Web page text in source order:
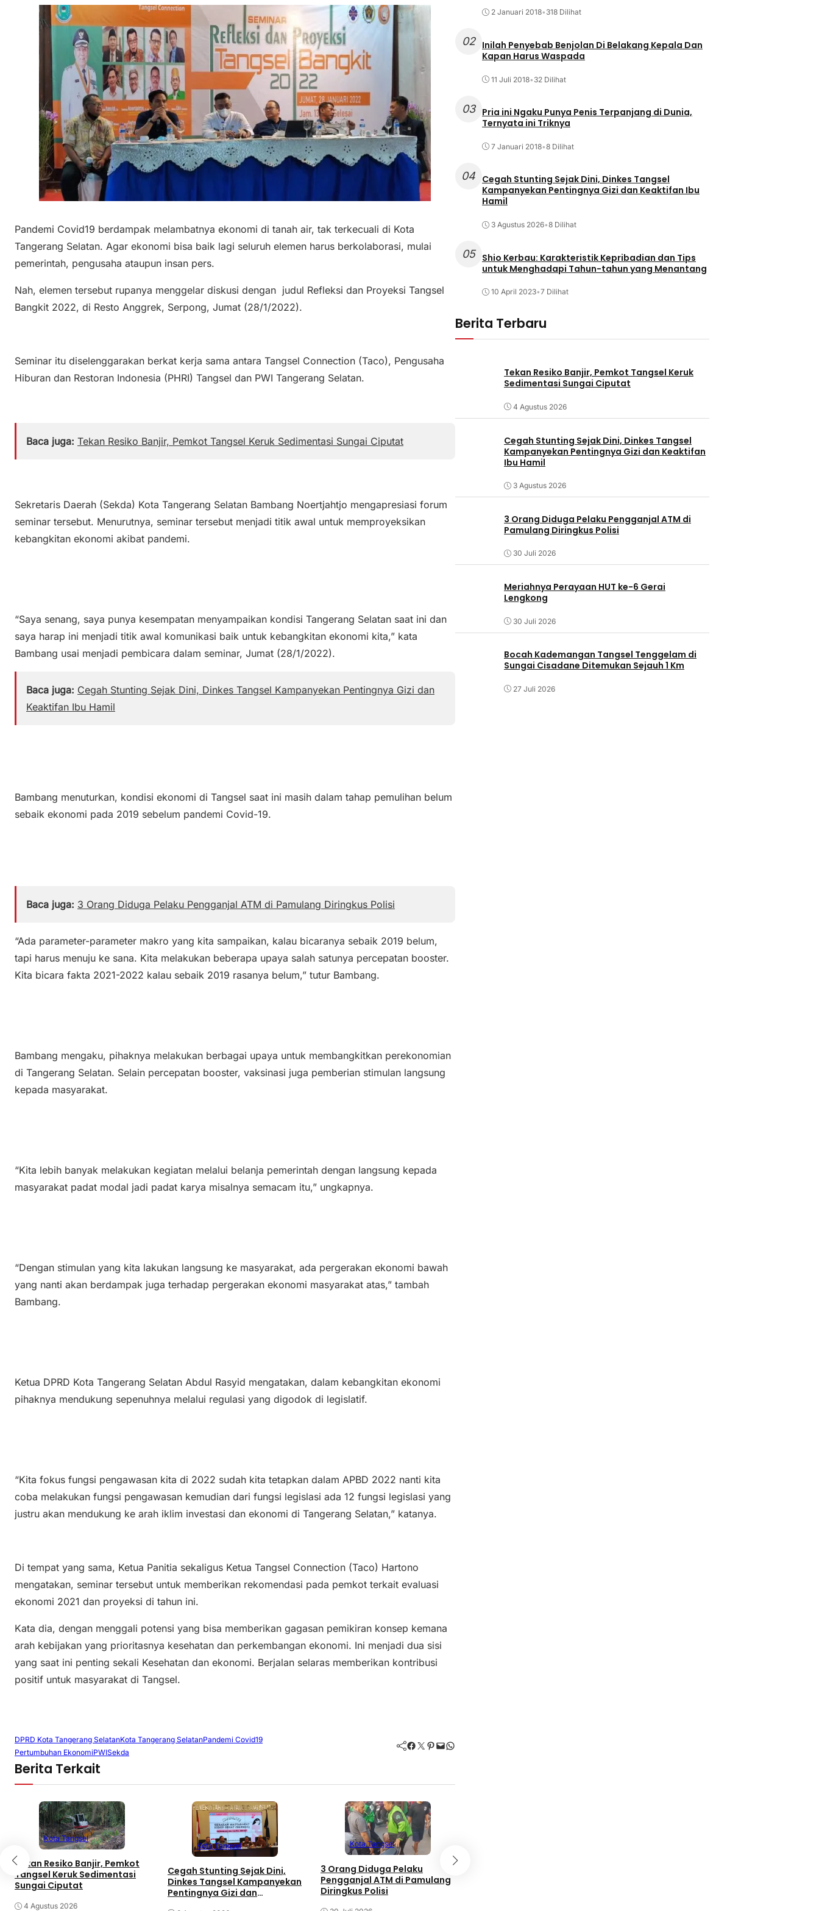
Pandemi Covid19 berdampak melambatnya ekonomi di tanah air, tak terkecuali di Kota
Tangerang Selatan. Agar ekonomi bisa baik lagi seluruh elemen harus berkolaborasi, mulai
pemerintah, pengusaha ataupun insan pers.
Nah, elemen tersebut rupanya menggelar diskusi dengan judul Refleksi dan Proyeksi Tangsel
Bangkit 2022, di Resto Anggrek, Serpong, Jumat (28/1/2022).
Seminar itu diselenggarakan berkat kerja sama antara Tangsel Connection (Taco), Pengusaha
Hiburan dan Restoran Indonesia (PHRI) Tangsel dan PWI Tangerang Selatan.
Baca juga: Tekan Resiko Banjir, Pemkot Tangsel Keruk Sedimentasi Sungai Ciputat
Sekretaris Daerah (Sekda) Kota Tangerang Selatan Bambang Noertjahtjo mengapresiasi forum
seminar tersebut. Menurutnya, seminar tersebut menjadi titik awal untuk memproyeksikan
kebangkitan ekonomi akibat pandemi.
“Saya senang, saya punya kesempatan menyampaikan kondisi Tangerang Selatan saat ini dan
saya harap ini menjadi titik awal komunikasi baik untuk kebangkitan ekonomi kita,” kata
Bambang usai menjadi pembicara dalam seminar, Jumat (28/1/2022).
Baca juga: Cegah Stunting Sejak Dini, Dinkes Tangsel Kampanyekan Pentingnya Gizi dan
Keaktifan Ibu Hamil
Bambang menuturkan, kondisi ekonomi di Tangsel saat ini masih dalam tahap pemulihan belum
sebaik ekonomi pada 2019 sebelum pandemi Covid-19.
Baca juga: 3 Orang Diduga Pelaku Pengganjal ATM di Pamulang Diringkus Polisi
“Ada parameter-parameter makro yang kita sampaikan, kalau bicaranya sebaik 2019 belum,
tapi harus menuju ke sana. Kita melakukan beberapa upaya salah satunya percepatan booster.
Kita bicara fakta 2021-2022 kalau sebaik 2019 rasanya belum,” tutur Bambang.
Bambang mengaku, pihaknya melakukan berbagai upaya untuk membangkitkan perekonomian
di Tangerang Selatan. Selain percepatan booster, vaksinasi juga pemberian stimulan langsung
kepada masyarakat.
“Kita lebih banyak melakukan kegiatan melalui belanja pemerintah dengan langsung kepada
masyarakat padat modal jadi padat karya misalnya semacam itu,” ungkapnya.
“Dengan stimulan yang kita lakukan langsung ke masyarakat, ada pergerakan ekonomi bawah
yang nanti akan berdampak juga terhadap pergerakan ekonomi masyarakat atas,” tambah
Bambang.
Ketua DPRD Kota Tangerang Selatan Abdul Rasyid mengatakan, dalam kebangkitan ekonomi
pihaknya mendukung sepenuhnya melalui regulasi yang digodok di legislatif.
“Kita fokus fungsi pengawasan kita di 2022 sudah kita tetapkan dalam APBD 2022 nanti kita
coba melakukan fungsi pengawasan kemudian dari fungsi legislasi ada 12 fungsi legislasi yang
justru akan mendukung ke arah iklim investasi dan ekonomi di Tangerang Selatan,” katanya.
Di tempat yang sama, Ketua Panitia sekaligus Ketua Tangsel Connection (Taco) Hartono
mengatakan, seminar tersebut untuk memberikan rekomendasi pada pemkot terkait evaluasi
ekonomi 2021 dan proyeksi di tahun ini.
Kata dia, dengan menggali potensi yang bisa memberikan gagasan pemikiran konsep kemana
arah kebijakan yang prioritasnya kesehatan dan perkembangan ekonomi. Ini menjadi dua sisi
yang saat ini penting sekali Kesehatan dan ekonomi. Berjalan selaras memberikan kontribusi
positif untuk masyarakat di Tangsel.
DPRD Kota Tangerang SelatanKota Tangerang SelatanPandemi Covid19
Pertumbuhan EkonomiPWISekda
Facebook Twitter Pinterest Mail WhatsApp
Berita Terkait
Kota Tangsel
Tekan Resiko Banjir, Pemkot
Tangsel Keruk Sedimentasi
Sungai Ciputat
4 Agustus 2026
Kota Tangsel
Cegah Stunting Sejak Dini,
Dinkes Tangsel Kampanyekan
Pentingnya Gizi dan
Kota Tangsel
3 Orang Diduga Pelaku
Pengganjal ATM di Pamulang
Diringkus Polisi
2 Januari 2018• 318 Dilihat
02
Inilah Penyebab Benjolan Di Belakang Kepala Dan
Kapan Harus Waspada
11 Juli 2018• 32 Dilihat
03
Pria ini Ngaku Punya Penis Terpanjang di Dunia,
Ternyata ini Triknya
7 Januari 2018•8 Dilihat
04 Cegah Stunting Sejak Dini, Dinkes Tangsel
Kampanyekan Pentingnya Gizi dan Keaktifan Ibu
Hamil
3 Agustus 2026•8 Dilihat
05
Shio Kerbau: Karakteristik Kepribadian dan Tips
untuk Menghadapi Tahun-tahun yang Menantang
10 April 2023•7 Dilihat
Berita Terbaru
Tekan Resiko Banjir, Pemkot Tangsel Keruk
Sedimentasi Sungai Ciputat
4 Agustus 2026
Cegah Stunting Sejak Dini, Dinkes Tangsel
Kampanyekan Pentingnya Gizi dan Keaktifan
Ibu Hamil
3 Agustus 2026
3 Orang Diduga Pelaku Pengganjal ATM di
Pamulang Diringkus Polisi
30 Juli 2026
Meriahnya Perayaan HUT ke-6 Gerai
Lengkong
30 Juli 2026
Bocah Kademangan Tangsel Tenggelam di
Sungai Cisadane Ditemukan Sejauh 1 Km
27 Juli 2026